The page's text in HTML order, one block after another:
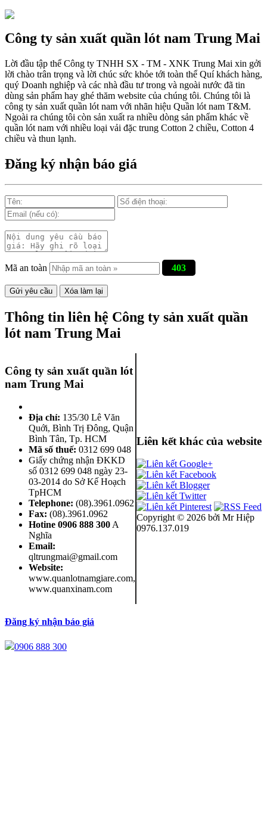
Công ty sản xuất quần lót nam Trung Mai
Lời đầu tập thể Công ty TNHH SX - TM - XNK Trung Mai xin gởi
lời chào trân trọng và lời chúc sức khỏe tới toàn thể Quí khách hàng,
quý Doanh nghiệp và các nhà đầu tư trong và ngoài nước đã tin
dùng sản phẩm hay ghé thăm website của chúng tôi. Chúng tôi là
công ty sản xuất quần lót nam với nhãn hiệu Quần lót nam T&M.
Ngoài ra chúng tôi còn sản xuất ra nhiều dòng sản phẩm khác về
quần lót nam với nhiều loại vải đặc trung Cotton 2 chiều, Cotton 4
chiều và thun lạnh.
Đăng ký nhận báo giá
Mã an toàn 403
Thông tin liên hệ Công ty sản xuất quần
lót nam Trung Mai
Công ty sản xuất quần lót
nam Trung Mai
Địa chỉ: 135/30 Lê Văn
Quới, Bình Trị Đông, Quận
Bình Tân, Tp. HCM
Mã số thuế: 0312 699 048
Giấy chứng nhận ĐKKD
số 0312 699 048 ngày 23-
03-2014 do Sở Kế Hoạch
TpHCM
Telephone: (08).3961.0962
Fax: (08).3961.0962
Hotine 0906 888 300A
Nghĩa
Email:
qltrungmai@gmail.com
Website:
www.quanlotnamgiare.com,
www.quanxinam.com
Liên kết khác của website
Copyright © 2026 bởi Mr Hiệp
0976.137.019
Đăng ký nhận báo giá
0906 888 300